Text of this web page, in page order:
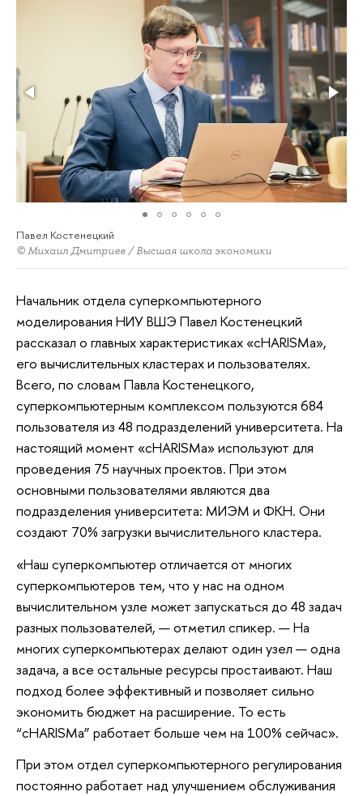
Павел Костенецкий
© Михаил Дмитриев / Высшая школа экономики
Начальник отдела суперкомпьютерного
моделирования НИУ ВШЭ Павел Костенецкий
рассказал о главных характеристиках «cHARISMa»,
его вычислительных кластерах и пользователях.
Всего, по словам Павла Костенецкого,
суперкомпьютерным комплексом пользуются 684
пользователя из 48 подразделений университета. На
настоящий момент «cHARISMa» используют для
проведения 75 научных проектов. При этом
основными пользователями являются два
подразделения университета: МИЭМ и ФКН. Они
создают 70% загрузки вычислительного кластера.
«Наш суперкомпьютер отличается от многих
суперкомпьютеров тем, что у нас на одном
вычислительном узле может запускаться до 48 задач
разных пользователей, — отметил спикер. — На
многих суперкомпьютерах делают один узел — одна
задача, а все остальные ресурсы простаивают. Наш
подход более эффективный и позволяет сильно
экономить бюджет на расширение. То есть
“cHARISMa” работает больше чем на 100% сейчас».
При этом отдел суперкомпьютерного регулирования
постоянно работает над улучшением обслуживания